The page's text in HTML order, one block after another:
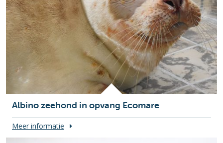
Albino zeehond in opvang Ecomare
Meer informatie